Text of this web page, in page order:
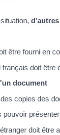
être fourni en
doit être
document
copies des
pouvoir
doit être